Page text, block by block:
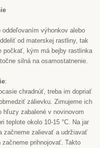
výhonkov alebo
od materskej rastliny, tak
počkať, kým má bejby rastlinka
silná na osamostatnenie.
:
chradnúť, treba im dopriať
zálievku. Zimujeme ich
hľuzy zabalené v novinovom
teplote okolo 10-15 °C. Na jar
začneme zalievať a udržiavať
prihnojovať. Takto